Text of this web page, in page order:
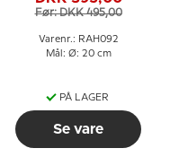
Før: DKK 495,00
Varenr.: RAH092
Mål: Ø: 20 cm
PÅ LAGER
Se vare